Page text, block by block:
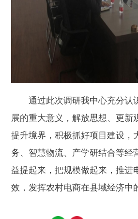
主办：新疆阿合奇县人民政
展中心
政府网站标识码：6530230001
新公网安备：
地 址：阿合奇县南大街 邮 编
法律声明
电话：0908-
关于我们
网站地图
政务新媒体矩阵
阿合奇县网信办监督电话：
5620663